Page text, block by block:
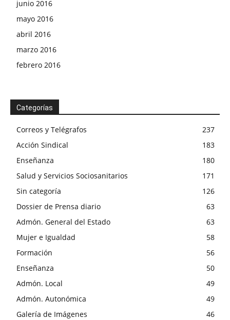
junio 2016
mayo 2016
abril 2016
marzo 2016
febrero 2016
Categorías
Correos y Telégrafos
237
Acción Sindical
183
Enseñanza
180
Salud y Servicios Sociosanitarios
171
Sin categoría
126
Dossier de Prensa diario
63
Admón. General del Estado
63
Mujer e Igualdad
58
Formación
56
Enseñanza
50
Admón. Local
49
Admón. Autonómica
49
Galería de Imágenes
46